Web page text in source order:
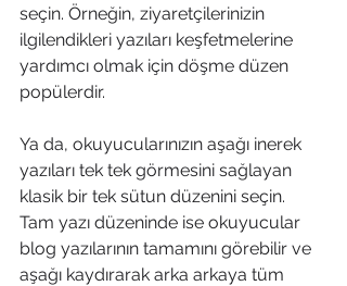
seçin. Örneğin, ziyaretçilerinizin
ilgilendikleri yazıları keşfetmelerine
yardımcı olmak için döşme düzen
popülerdir.
Ya da, okuyucularınızın aşağı inerek
yazıları tek tek görmesini sağlayan
klasik bir tek sütun düzenini seçin.
Tam yazı düzeninde ise okuyucular
blog yazılarının tamamını görebilir ve
aşağı kaydırarak arka arkaya tüm